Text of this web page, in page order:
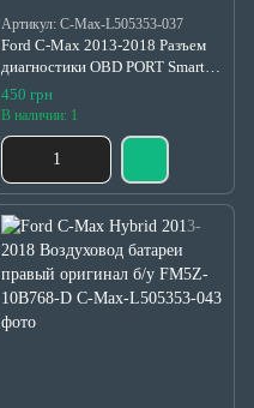
Артикул: C-Max-L505353-037
Ford C-Max 2013-2018 Разъем
диагностики OBD PORT Smart
Data Link Control Module
Computer CM5T14G192AG
450 грн
В наличии: 1